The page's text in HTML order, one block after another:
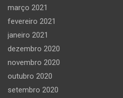
março 2021
fevereiro 2021
janeiro 2021
dezembro 2020
novembro 2020
outubro 2020
setembro 2020